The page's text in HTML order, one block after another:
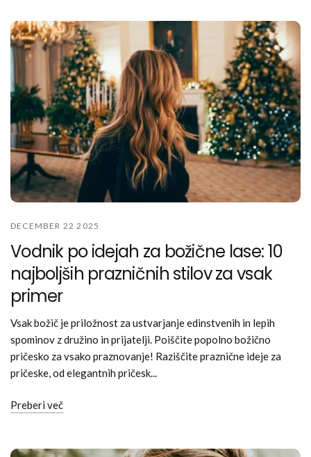
DECEMBER 22 2025
Vodnik po idejah za božične lase: 10
najboljših prazničnih stilov za vsak
primer
Vsak božič je priložnost za ustvarjanje edinstvenih in lepih
spominov z družino in prijatelji. Poiščite popolno božično
pričesko za vsako praznovanje! Raziščite praznične ideje za
pričeske, od elegantnih pričesk...
Preberi več